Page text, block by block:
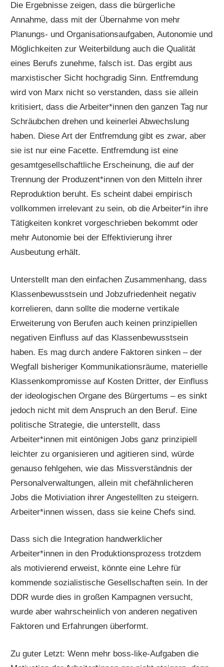
Die Ergebnisse zeigen, dass die bürgerliche
Annahme, dass mit der Übernahme von mehr
Planungs- und Organisationsaufgaben, Autonomie und
Möglichkeiten zur Weiterbildung auch die Qualität
eines Berufs zunehme, falsch ist. Das ergibt aus
marxistischer Sicht hochgradig Sinn. Entfremdung
wird von Marx nicht so verstanden, dass sie allein
kritisiert, dass die Arbeiter*innen den ganzen Tag nur
Schräubchen drehen und keinerlei Abwechslung
haben. Diese Art der Entfremdung gibt es zwar, aber
sie ist nur eine Facette. Entfremdung ist eine
gesamtgesellschaftliche Erscheinung, die auf der
Trennung der Produzent*innen von den Mitteln ihrer
Reproduktion beruht. Es scheint dabei empirisch
vollkommen irrelevant zu sein, ob die Arbeiter*in ihre
Tätigkeiten konkret vorgeschrieben bekommt oder
mehr Autonomie bei der Effektivierung ihrer
Ausbeutung erhält.
Unterstellt man den einfachen Zusammenhang, dass
Klassenbewusstsein und Jobzufriedenheit negativ
korrelieren, dann sollte die moderne vertikale
Erweiterung von Berufen auch keinen prinzipiellen
negativen Einfluss auf das Klassenbewusstsein
haben. Es mag durch andere Faktoren sinken – der
Wegfall bisheriger Kommunikationsräume, materielle
Klassenkompromisse auf Kosten Dritter, der Einfluss
der ideologischen Organe des Bürgertums – es sinkt
jedoch nicht mit dem Anspruch an den Beruf. Eine
politische Strategie, die unterstellt, dass
Arbeiter*innen mit eintönigen Jobs ganz prinzipiell
leichter zu organisieren und agitieren sind, würde
genauso fehlgehen, wie das Missverständnis der
Personalverwaltungen, allein mit chefähnlicheren
Jobs die Motiviation ihrer Angestellten zu steigern.
Arbeiter*innen wissen, dass sie keine Chefs sind.
Dass sich die Integration handwerklicher
Arbeiter*innen in den Produktionsprozess trotzdem
als motivierend erweist, könnte eine Lehre für
kommende sozialistische Gesellschaften sein. In der
DDR wurde dies in großen Kampagnen versucht,
wurde aber wahrscheinlich von anderen negativen
Faktoren und Erfahrungen überformt.
Zu guter Letzt: Wenn mehr boss-like-Aufgaben die